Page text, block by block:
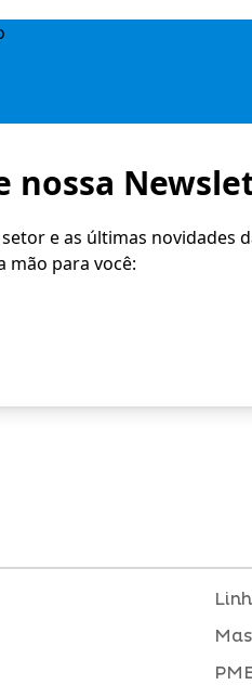
nossa
e as últimas novidades
mão para você: